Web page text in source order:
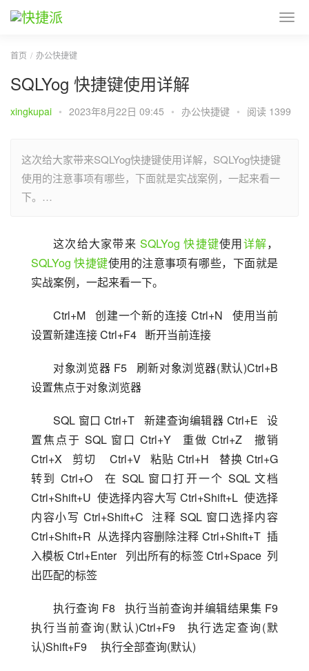
首页 办公快捷键
SQLYog 快捷键使用详解
xingkupai • 2023年8月22日 09:45 • 办公快捷键 • 阅读 1399
这次给大家带来SQLYog快捷键使用详解，SQLYog快捷键
使用的注意事项有哪些，下面就是实战案例，一起来看一
下。…
这次给大家带来 SQLYog 快捷键使用详解，
SQLYog 快捷键使用的注意事项有哪些，下面就是
实战案例，一起来看一下。
Ctrl+M   创建一个新的连接 Ctrl+N   使用当前
设置新建连接 Ctrl+F4   断开当前连接
对象浏览器 F5   刷新对象浏览器(默认)Ctrl+B
设置焦点于对象浏览器
SQL 窗口 Ctrl+T   新建查询编辑器 Ctrl+E   设
置焦点于 SQL 窗口 Ctrl+Y   重做 Ctrl+Z   撤销
Ctrl+X   剪切    Ctrl+V   粘贴 Ctrl+H   替换 Ctrl+G
转到 Ctrl+O   在 SQL 窗口打开一个 SQL 文档
Ctrl+Shift+U  使选择内容大写 Ctrl+Shift+L  使选择
内容小写 Ctrl+Shift+C  注释 SQL 窗口选择内容
Ctrl+Shift+R  从选择内容删除注释 Ctrl+Shift+T  插
入模板 Ctrl+Enter   列出所有的标签 Ctrl+Space  列
出匹配的标签
执行查询 F8   执行当前查询并编辑结果集 F9
执行当前查询(默认)Ctrl+F9   执行选定查询(默
认)Shift+F9     执行全部查询(默认)